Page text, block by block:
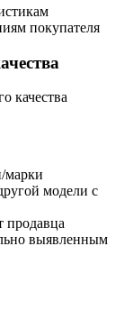
покупателя
качества
марки
модели с
продавца
выявленным